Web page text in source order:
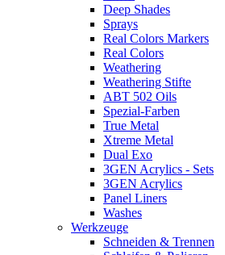
Deep Shades
Sprays
Real Colors Markers
Real Colors
Weathering
Weathering Stifte
ABT 502 Oils
Spezial-Farben
True Metal
Xtreme Metal
Dual Exo
3GEN Acrylics - Sets
3GEN Acrylics
Panel Liners
Washes
Werkzeuge
Schneiden & Trennen